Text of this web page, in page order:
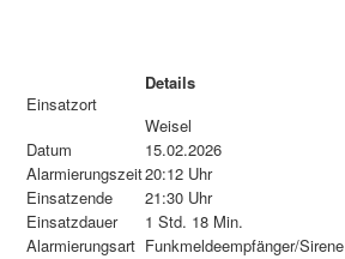
Einsatzort
Details
Weisel
Datum
15.02.2026
Alarmierungszeit20:12 Uhr
Einsatzende
21:30 Uhr
Einsatzdauer
1 Std. 18 Min.
Alarmierungsart Funkmeldeempfänger/Sirene